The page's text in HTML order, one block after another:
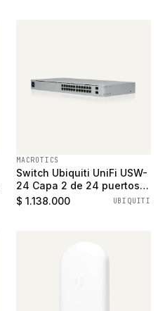
MACROTICS
Switch Ubiquiti UniFi USW-
24 Capa 2 de 24 puertos
ethernet gigabit y 2
$ 1.138.000 UBIQUITI